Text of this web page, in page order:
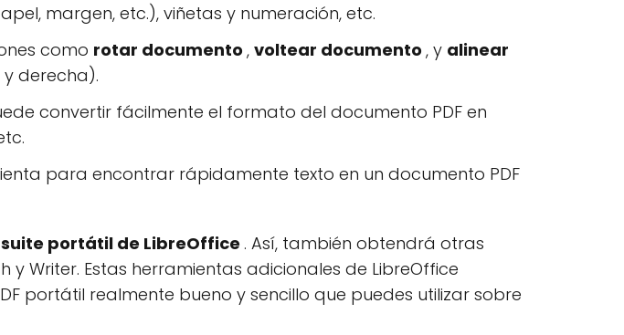
margen, etc.), viñetas y numeración, etc.
como rotar documento , voltear documento , y alinear
derecha).
convertir fácilmente el formato del documento PDF en
para encontrar rápidamente texto en un documento PDF
suite portátil de LibreOffice . Así, también obtendrá otras
Writer. Estas herramientas adicionales de LibreOffice
portátil realmente bueno y sencillo que puedes utilizar sobre